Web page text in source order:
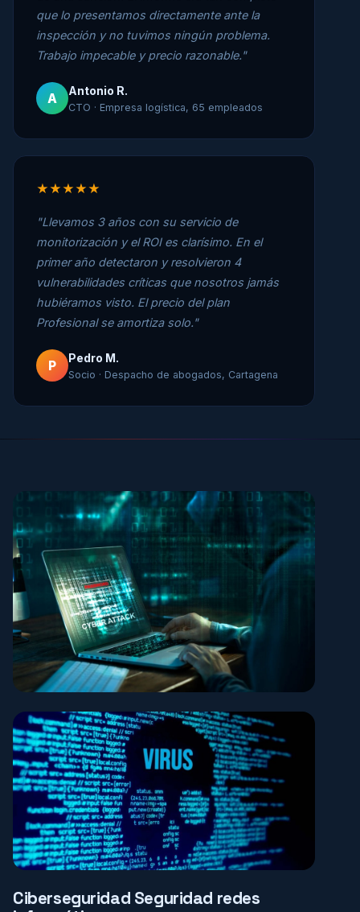
que lo presentamos directamente ante la
inspección y no tuvimos ningún problema.
Trabajo impecable y precio razonable."
A
Antonio R.
CTO · Empresa logística, 65 empleados
★★★★★
"Llevamos 3 años con su servicio de
monitorización y el ROI es clarísimo. En el
primer año detectaron y resolvieron 4
vulnerabilidades críticas que nosotros jamás
hubiéramos visto. El precio del plan
Profesional se amortiza solo."
P
Pedro M.
Socio · Despacho de abogados, Cartagena
Ciberseguridad Seguridad redes